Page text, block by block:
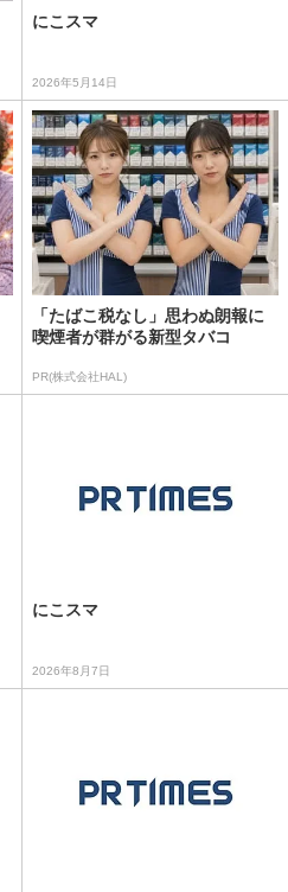
にこスマ
2026年5月14日
「たばこ税なし」思わぬ朗報に
喫煙者が群がる新型タバコ
PR(株式会社HAL)
にこスマ
2026年8月7日